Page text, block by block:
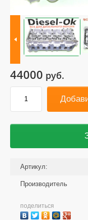
44000 руб.
Артикул:
Производитель
поделиться